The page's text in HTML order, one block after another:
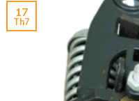
17
Th7